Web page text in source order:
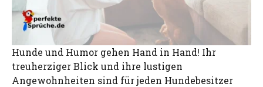
Hunde und Humor gehen Hand in Hand! Ihr
treuherziger Blick und ihre lustigen
Angewohnheiten sind für jeden Hundebesitzer